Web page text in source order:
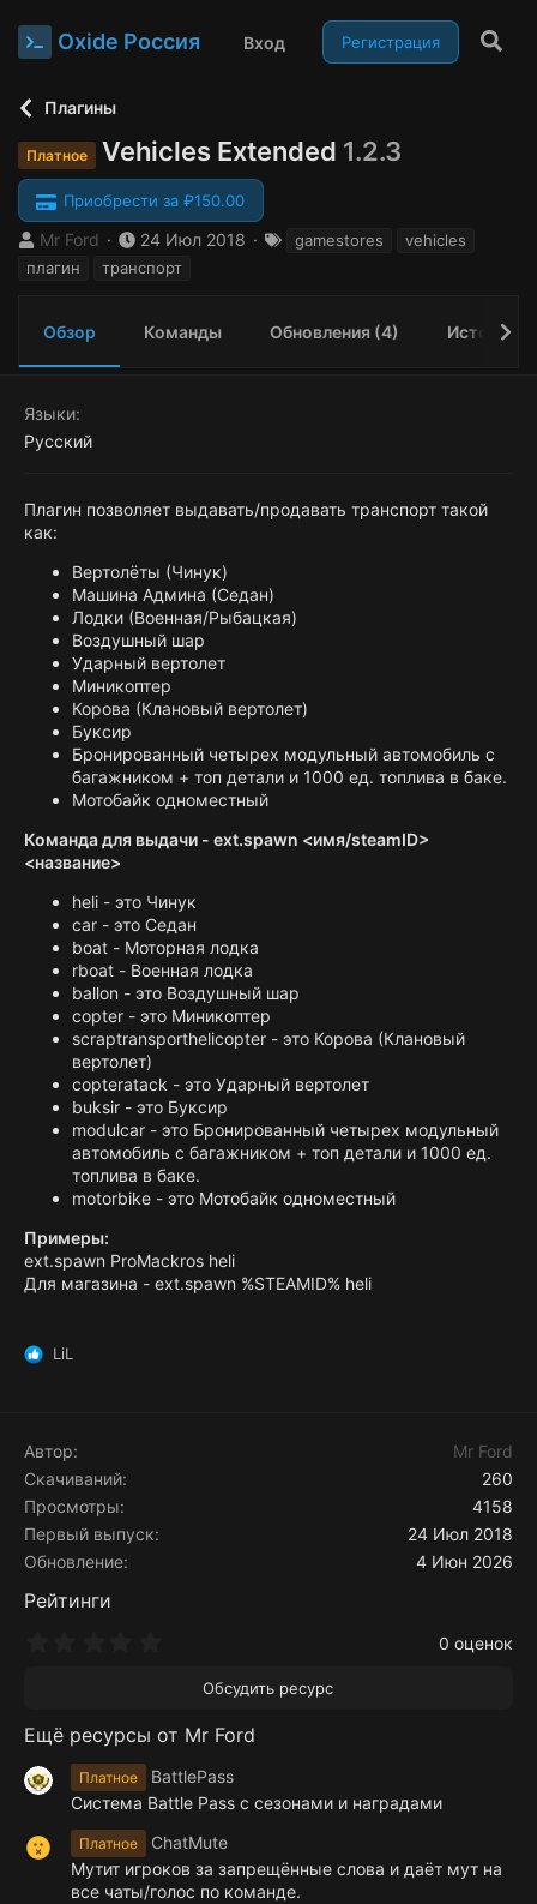
Oxide Россия Вход Регистрация
Плагины
Платное Vehicles Extended 1.2.3
Приобрести за ₽150.00
А
в
р
Mr Ford
Д
а
с
24 Июл 2018
Тgamestores
vehicles
плагин
транспорт
Обзор Команды Обновления (4) История
Языки
Русский
Плагин позволяет выдавать/продавать транспорт такой
как:
Вертолёты (Чинук)
Машина Админа (Седан)
Лодки (Военная/Рыбацкая)
Воздушный шар
Ударный вертолет
Миникоптер
Корова (Клановый вертолет)
Буксир
Бронированный четырех модульный автомобиль с
багажником + топ детали и 1000 ед. топлива в баке.
Мотобайк одноместный
Команда для выдачи - ext.spawn <имя/steamID>
<название>
heli - это Чинук
car - это Седан
boat - Моторная лодка
rboat - Военная лодка
ballon - это Воздушный шар
copter - это Миникоптер
scraptransporthelicopter - это Корова (Клановый
вертолет)
copteratack - это Ударный вертолет
buksir - это Буксир
modulcar - это Бронированный четырех модульный
автомобиль с багажником + топ детали и 1000 ед.
топлива в баке.
motorbike - это Мотобайк одноместный
Примеры:
ext.spawn ProMackros heli
Для магазина - ext.spawn %STEAMID% heli
Р
ц
и
:
LiL
Автор
Mr Ford
Скачиваний
260
Просмотры
4158
Первый выпуск
24 Июл 2018
Обновление
4 Июн 2026
Рейтинги
в
з
д
0 оценок
Обсудить ресурс
Ещё ресурсы от Mr Ford
Платное
BattlePass
Система Battle Pass с сезонами и наградами
Платное
ChatMute
Мутит игроков за запрещённые слова и даёт мут на
все чаты/голос по команде.